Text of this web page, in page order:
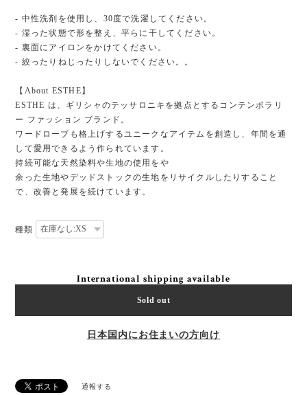
- 中性洗剤を使用し、30度で洗濯してください。
- 湿った状態で形を整え、平らに干してください。
- 裏面にアイロンをかけてください。
- 絞ったりねじったりしないでください。。
【About ESTHE】
ESTHE は、ギリシャのテッサロニキを拠点とするコンテンポラリ
ー ファッション ブランド。
ワードローブも格上げするユニークなアイテムを創造し、年間を通
して愛用できるよう作られています。
持続可能な天然染料や生地の使用をや
余った生地やデッドストックの生地をリサイクルしたりすること
で、改善と発展を続けています。
種類
International shipping available
Sold out
日本国内にお住まいの方向け
通報する